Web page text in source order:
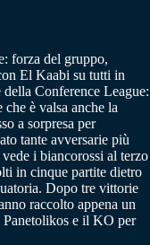
forza del gruppo,
El Kaabi su tutti in
Conference League:
è valsa anche la
a sorpresa per
tante avversarie più
i biancorossi al terzo
in cinque partite dietro
Dopo tre vittorie
raccolto appena un
e il KO per